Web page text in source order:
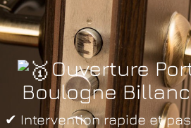
Ouverture
Boulogne
✔ Intervention rapide et